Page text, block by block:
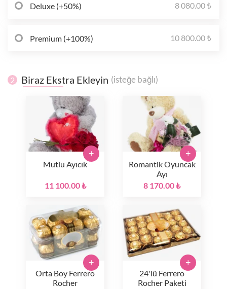
Deluxe (+50%) 8 080.00 ₺
Premium (+100%) 10 800.00 ₺
2 Biraz Ekstra Ekleyin (isteğe bağlı)
Mutlu Ayıcık
11 100.00 ₺
+
Romantik Oyuncak
Ayı
8 170.00 ₺
+
Orta Boy Ferrero
Rocher
+
24'lü Ferrero
Rocher Paketi
+